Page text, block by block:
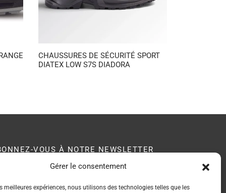
Gérer le consentement
meilleures expériences, nous utilisons des technologies telles que les
CHAUSSURES DE SÉCURITÉ SPORT
DIATEX LOW S7S DIADORA
VOUS À NOTRE NEWSLETTER
EPI Center